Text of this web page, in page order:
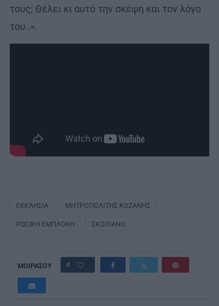
τους; Θέλει κι αυτό την σκέψη και τον λόγο
του..».
ΕΚΚΛΗΣΊΑ ΜΗΤΡΟΠΟΛΊΤΗΣ ΚΟΖΆΝΗΣ
ΡΩΣΙΚΉ ΕΜΠΛΟΚΉ ΣΚΟΠΙΑΝΌ
ΜΟΙΡΑΣΟΥ 0